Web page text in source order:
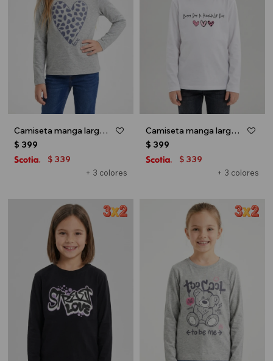
Camiseta manga larga - Gris melange
+ 3 colores
$ 399
$ 339
Camiseta manga larga - Blanco
+ 3 colores
$ 399
$ 339